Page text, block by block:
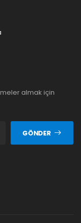
almak için
GÖNDER